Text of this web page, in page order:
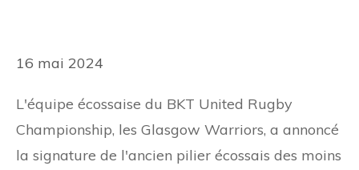
16 mai 2024
L'équipe écossaise du BKT United Rugby
Championship, les Glasgow Warriors, a annoncé
la signature de l'ancien pilier écossais des moins